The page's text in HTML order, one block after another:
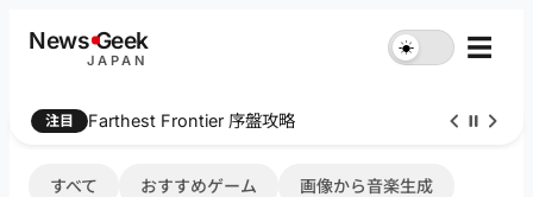
NewsGeek
JAPAN
☀︎ ☰
注目 Farthest Frontier 序盤攻略
すべて おすすめゲーム 画像から音楽生成